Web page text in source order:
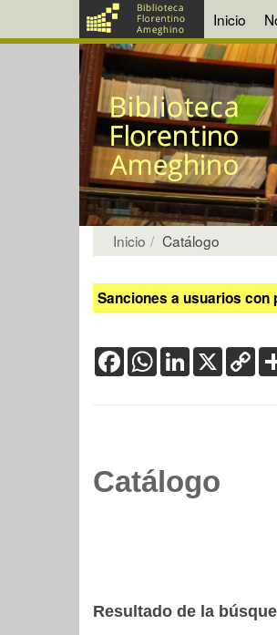
Inicio
Inicio Catálogo
Sanciones a usuarios
FacebookWhatsApp
LinkedIn
X
Catálogo
Resultado de la